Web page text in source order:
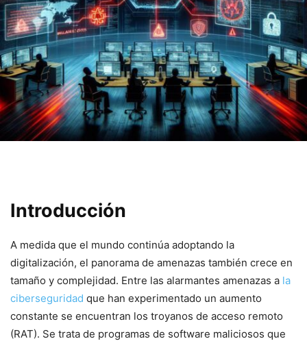
Introducción
A ‍medida que el mundo⁤ continúa adoptando⁢ la
digitalización, el‌ panorama⁢ de amenazas también crece en
tamaño y complejidad. ​Entre las alarmantes amenazas a ⁣ la
ciberseguridad que han experimentado un aumento
constante se encuentran los troyanos de acceso ‍remoto
‌(RAT). Se trata de‍ programas de software maliciosos ‌que